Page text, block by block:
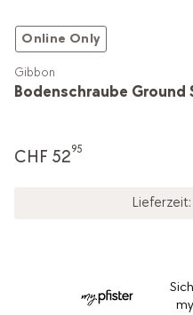
Online Only
Bodenschraube Ground
Gibbon
CHF 5295